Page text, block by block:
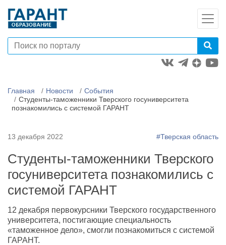
Главная Новости
События
Студенты-таможенники Тверского госуниверситета
познакомились с системой ГАРАНТ
13 декабря 2022 #Тверская область
Студенты-таможенники Тверского
госуниверситета познакомились с
системой ГАРАНТ
12 декабря первокурсники Тверского государственного
университета, постигающие специальность
«таможенное дело», смогли познакомиться с системой
ГАРАНТ.